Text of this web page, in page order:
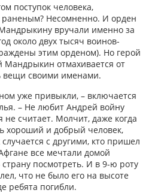
поступок человека,
Несомненно. И орден
вручали именно за
около двух тысяч воинов-
этим орденом). Но герой
Мандрыкин отмахивается от
вещи своими именами.
уже привыкли, – включается
– Не любит Андрей войну
не считает. Молчит, даже когда
хороший и добрый человек,
с другими, кто пришел
все мечтали домой
посмотреть. И в 9-ю роту
что не было его на высоте
ребята погибли.